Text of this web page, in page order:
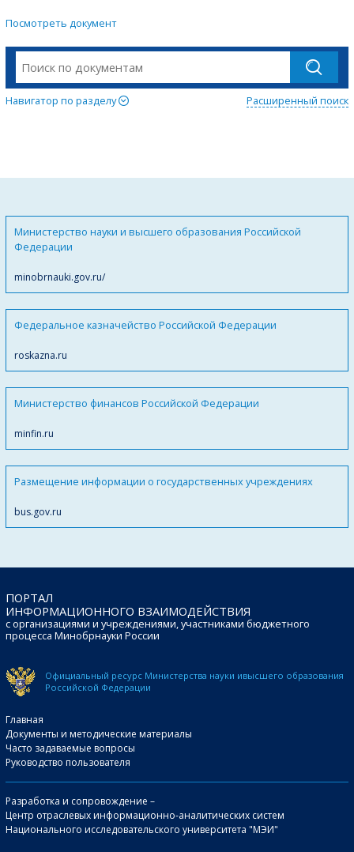
Посмотреть документ
Навигатор по разделу Расширенный поиск
Министерство науки и высшего образования Российской
Федерации
minobrnauki.gov.ru/
Федеральное казначейство Российской Федерации
roskazna.ru
Министерство финансов Российской Федерации
minfin.ru
Размещение информации о государственных учреждениях
bus.gov.ru
ПОРТАЛ
ИНФОРМАЦИОННОГО ВЗАИМОДЕЙСТВИЯ
с организациями и учреждениями, участниками бюджетного
процесса Минобрнауки России
Официальный ресурс Министерства науки ивысшего образования
Российской Федерации
Главная
Документы и методические материалы
Часто задаваемые вопросы
Руководство пользователя
Разработка и сопровождение –
Центр отраслевых информационно-аналитических систем
Национального исследовательского университета "МЭИ"